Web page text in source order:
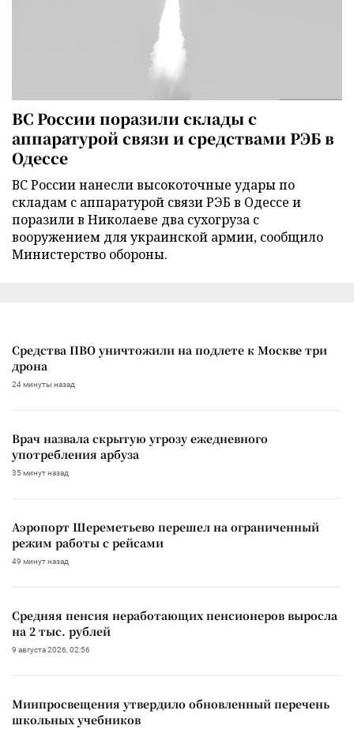
ВС России поразили склады с
аппаратурой связи и средствами РЭБ в
Одессе
ВС России нанесли высокоточные удары по
складам с аппаратурой связи РЭБ в Одессе и
поразили в Николаеве два сухогруза с
вооружением для украинской армии, сообщило
Министерство обороны.
Средства ПВО уничтожили на подлете к Москве три
дрона
24 минуты назад
Врач назвала скрытую угрозу ежедневного
употребления арбуза
35 минут назад
Аэропорт Шереметьево перешел на ограниченный
режим работы с рейсами
49 минут назад
Средняя пенсия неработающих пенсионеров выросла
на 2 тыс. рублей
9 августа 2026, 02:56
Минпросвещения утвердило обновленный перечень
школьных учебников